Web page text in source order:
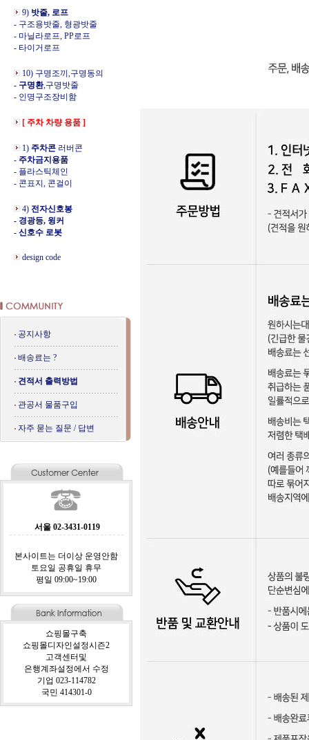
9) 밧줄, 로프
- 구조용밧줄, 형광밧줄
- 마닐라로프, PP로프
- 타이거로프
10) 구명조끼,구명동의
- 구명환,구명밧줄
- 인명구조장비함
[ 주차 차량 용품 ]
1) 주차콘 러버콘
- 주차금지용품
- 플라스틱체인
- 콘표지, 콘걸이
4) 전자신호봉
- 경광등, 윙커
- 신호수 로봇
design code
공지사항
배송료는 ?
견적서 출력방법
관공서 물품구입
자주 묻는 질문 / 답변
서울 02-3431-0119
본사이트는 더이상 운영안함
토요일 공휴일 휴무
평일 09:00~19:00
쇼핑몰구축
쇼핑몰디자인설정시즌2
고객센터및
은행계좌설정에서 수정
기업 023-114782
국민 414301-0